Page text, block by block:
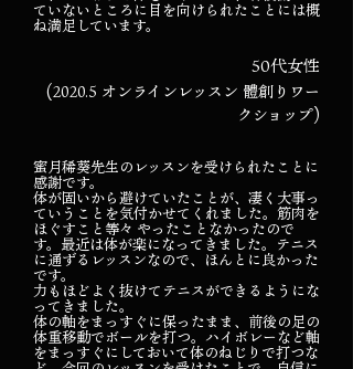
ていないところに目を向けられたことには概
ね満足しています。
50代女性
(2020.5 オンラインレッスン 體創りワー
クショップ)
蜜月稀葵先生のレッスンを受けられたことに
感謝です。
体が固いから避けていたことが、凄く大事っ
ていうことを気付かせてくれました。筋肉を
ほぐすこと等々 やったことなかったので
す。最近は体が楽になってきました。テニス
に通ずるレッスンなので、ほんとに良かった
です。
力もほどよく抜けてテニスができるようにな
ってきました。
体の軸をまっすぐに保ったまま、前後の足の
体重移動でボールを打つ。ハイボレーなど軸
をまっすぐにしておいて体のねじりで打つな